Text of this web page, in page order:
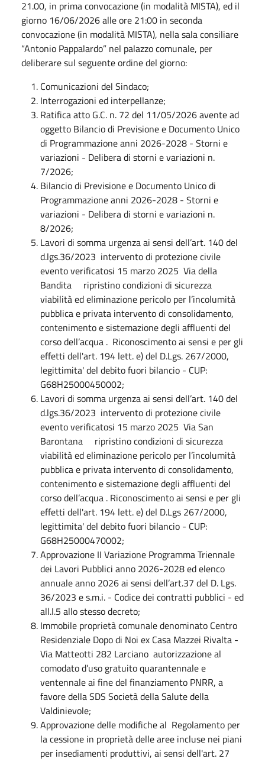
21.00, in prima convocazione (in modalità MISTA), ed il
giorno 16/06/2026 alle ore 21:00 in seconda
convocazione (in modalità MISTA), nella sala consiliare
“Antonio Pappalardo” nel palazzo comunale, per
deliberare sul seguente ordine del giorno:
Comunicazioni del Sindaco;
Interrogazioni ed interpellanze;
Ratifica atto G.C. n. 72 del 11/05/2026 avente ad
oggetto Bilancio di Previsione e Documento Unico
di Programmazione anni 2026-2028 - Storni e
variazioni - Delibera di storni e variazioni n.
7/2026;
Bilancio di Previsione e Documento Unico di
Programmazione anni 2026-2028 - Storni e
variazioni - Delibera di storni e variazioni n.
8/2026;
Lavori di somma urgenza ai sensi dell’art. 140 del
d.lgs.36/2023 intervento di protezione civile
evento verificatosi 15 marzo 2025 Via della
Bandita ripristino condizioni di sicurezza
viabilità ed eliminazione pericolo per l’incolumità
pubblica e privata intervento di consolidamento,
contenimento e sistemazione degli affluenti del
corso dell’acqua . Riconoscimento ai sensi e per gli
effetti dell'art. 194 lett. e) del D.Lgs. 267/2000,
legittimita' del debito fuori bilancio - CUP:
G68H25000450002;
Lavori di somma urgenza ai sensi dell’art. 140 del
d.lgs.36/2023 intervento di protezione civile
evento verificatosi 15 marzo 2025 Via San
Barontana ripristino condizioni di sicurezza
viabilità ed eliminazione pericolo per l’incolumità
pubblica e privata intervento di consolidamento,
contenimento e sistemazione degli affluenti del
corso dell’acqua . Riconoscimento ai sensi e per gli
effetti dell'art. 194 lett. e) del D.Lgs 267/2000,
legittimita' del debito fuori bilancio - CUP:
G68H25000470002;
Approvazione II Variazione Programma Triennale
dei Lavori Pubblici anno 2026-2028 ed elenco
annuale anno 2026 ai sensi dell’art.37 del D. Lgs.
36/2023 e s.m.i. - Codice dei contratti pubblici - ed
all.I.5 allo stesso decreto;
Immobile proprietà comunale denominato Centro
Residenziale Dopo di Noi ex Casa Mazzei Rivalta -
Via Matteotti 282 Larciano autorizzazione al
comodato d’uso gratuito quarantennale e
ventennale ai fine del finanziamento PNRR, a
favore della SDS Società della Salute della
Valdinievole;
Approvazione delle modifiche al Regolamento per
la cessione in proprietà delle aree incluse nei piani
per insediamenti produttivi, ai sensi dell'art. 27